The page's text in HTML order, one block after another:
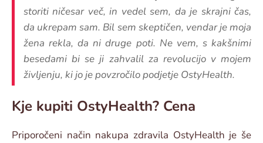
storiti ničesar več, in vedel sem, da je skrajni čas,
da ukrepam sam. Bil sem skeptičen, vendar je moja
žena rekla, da ni druge poti. Ne vem, s kakšnimi
besedami bi se ji zahvalil za revolucijo v mojem
življenju, ki jo je povzročilo podjetje OstyHealth.
Kje kupiti OstyHealth? Cena
Priporočeni način nakupa zdravila OstyHealth je še